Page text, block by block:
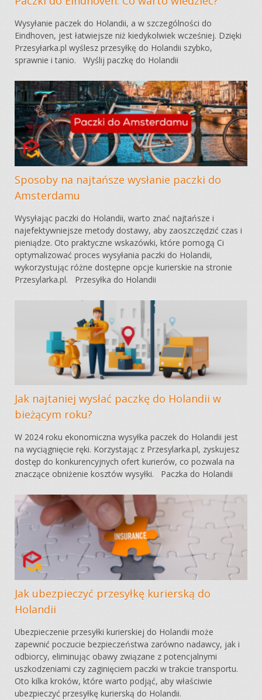
Wysyłanie paczek do Holandii, a w szczególności do
Eindhoven, jest łatwiejsze niż kiedykolwiek wcześniej. Dzięki
Przesyłarka.pl wyślesz przesyłkę do Holandii szybko,
sprawnie i tanio. Wyślij paczkę do Holandii
Sposoby na najtańsze wysłanie paczki do
Amsterdamu
Wysyłając paczki do Holandii, warto znać najtańsze i
najefektywniejsze metody dostawy, aby zaoszczędzić czas i
pieniądze. Oto praktyczne wskazówki, które pomogą Ci
optymalizować proces wysyłania paczki do Holandii,
wykorzystując różne dostępne opcje kurierskie na stronie
Przesylarka.pl. Przesyłka do Holandii
Jak najtaniej wysłać paczkę do Holandii w
bieżącym roku?
W 2024 roku ekonomiczna wysyłka paczek do Holandii jest
na wyciągnięcie ręki. Korzystając z Przesylarka.pl, zyskujesz
dostęp do konkurencyjnych ofert kurierów, co pozwala na
znaczące obniżenie kosztów wysyłki. Paczka do Holandii
Jak ubezpieczyć przesyłkę kurierską do
Holandii
Ubezpieczenie przesyłki kurierskiej do Holandii może
zapewnić poczucie bezpieczeństwa zarówno nadawcy, jak i
odbiorcy, eliminując obawy związane z potencjalnymi
uszkodzeniami czy zaginięciem paczki w trakcie transportu.
Oto kilka kroków, które warto podjąć, aby właściwie
ubezpieczyć przesyłkę kurierską do Holandii.